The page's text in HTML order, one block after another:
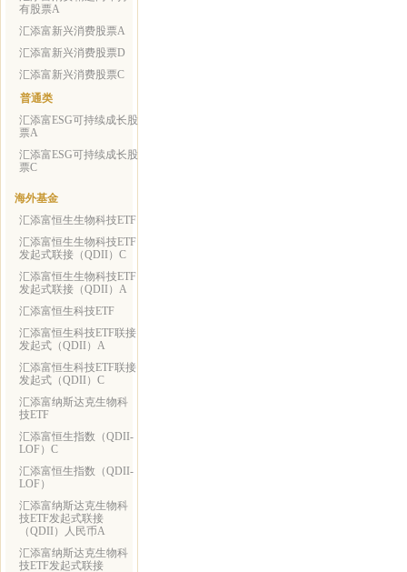
有股票A
汇添富新兴消费股票A
汇添富新兴消费股票D
汇添富新兴消费股票C
普通类
汇添富ESG可持续成长股
票A
汇添富ESG可持续成长股
票C
海外基金
汇添富恒生生物科技ETF
汇添富恒生生物科技ETF
发起式联接（QDII）C
汇添富恒生生物科技ETF
发起式联接（QDII）A
汇添富恒生科技ETF
汇添富恒生科技ETF联接
发起式（QDII）A
汇添富恒生科技ETF联接
发起式（QDII）C
汇添富纳斯达克生物科
技ETF
汇添富恒生指数（QDII-
LOF）C
汇添富恒生指数（QDII-
LOF）
汇添富纳斯达克生物科
技ETF发起式联接
（QDII）人民币A
汇添富纳斯达克生物科
技ETF发起式联接